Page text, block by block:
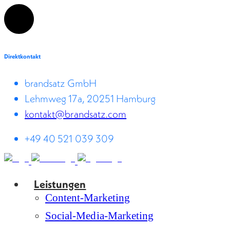
Direktkontakt
brandsatz GmbH
Lehmweg 17a, 20251 Hamburg
kontakt@brandsatz.com
+49 40 521 039 309
Leistungen
Content-Marketing
Social-Media-Marketing